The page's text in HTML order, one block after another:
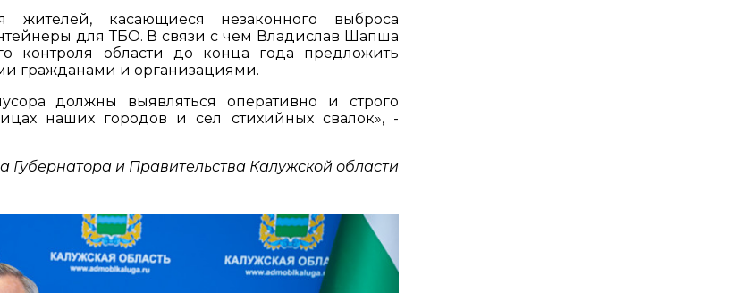
жителей, касающиеся незаконного выброса
для ТБО. В связи с чем Владислав Шапша
контроля области до конца года предложить
гражданами и организациями.
должны выявляться оперативно и строго
наших городов и сёл стихийных свалок», -
Губернатора и Правительства Калужской области